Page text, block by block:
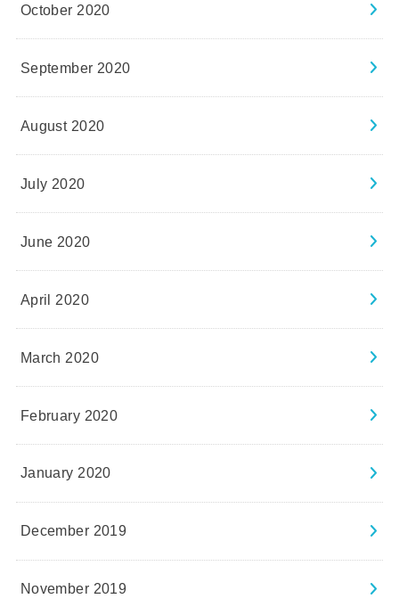
October 2020
September 2020
August 2020
July 2020
June 2020
April 2020
March 2020
February 2020
January 2020
December 2019
November 2019